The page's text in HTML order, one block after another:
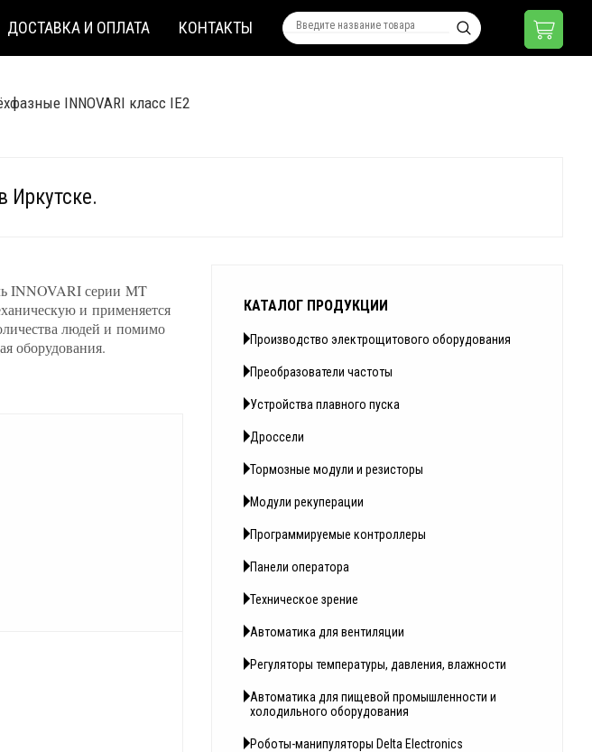
ДОСТАВКА И ОПЛАТА КОНТАКТЫ
INNOVARI класс IE2
Иркутске.
INNOVARI серии MT
и применяется
людей и помимо
оборудования.
КАТАЛОГ ПРОДУКЦИИ
Производство электрощитового оборудования
Преобразователи частоты
Устройства плавного пуска
Дроссели
Тормозные модули и резисторы
Модули рекуперации
Программируемые контроллеры
Панели оператора
Техническое зрение
Автоматика для вентиляции
Регуляторы температуры, давления, влажности
Автоматика для пищевой промышленности и
холодильного оборудования
Роботы-манипуляторы Delta Electronics